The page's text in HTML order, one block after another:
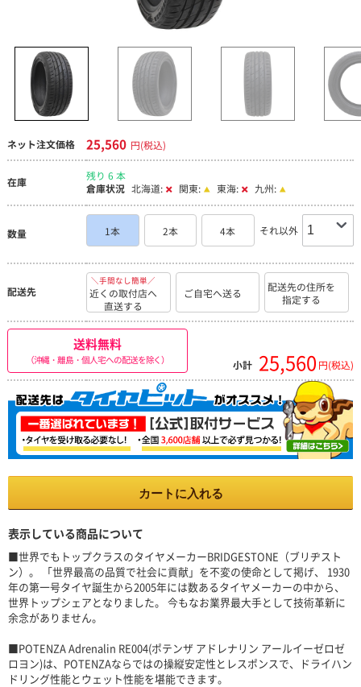
ネット注文価格 25,560 円(税込)
在庫
残り 6 本
倉庫状況 北海道: 関東: 東海: 九州:
数量 1本 2本 4本 それ以外
配送先
＼手間なし簡単／
近くの取付店へ
直送する
ご自宅へ送る
配送先の住所を
指定する
送料無料
（沖縄・離島・個人宅への配送を除く） 小計 25,560 円(税込)
カートに入れる
表示している商品について
■世界でもトップクラスのタイヤメーカーBRIDGESTONE（ブリヂスト
ン）。 「世界最高の品質で社会に貢献」を不変の使命として掲げ、 1930
年の第一号タイヤ誕生から2005年には数あるタイヤメーカーの中から、
世界トップシェアとなりました。 今もなお業界最大手として技術革新に
余念がありません。
■POTENZA Adrenalin RE004(ポテンザ アドレナリン アールイーゼロゼ
ロヨン)は、POTENZAならではの操縦安定性とレスポンスで、ドライハン
ドリング性能とウェット性能を堪能できます。